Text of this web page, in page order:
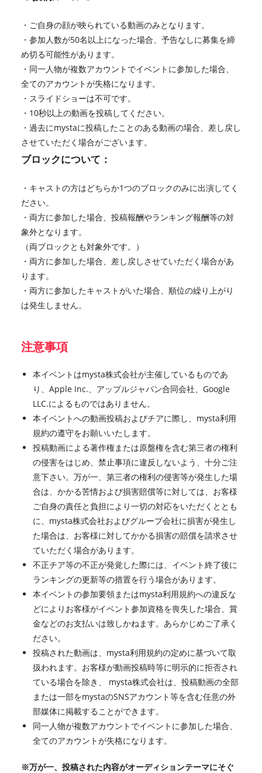
・ご自身の顔が映られている動画のみとなります。
・参加人数が50名以上になった場合、予告なしに募集を締
め切る可能性があります。
・同一人物が複数アカウントでイベントに参加した場合、
全てのアカウントが失格になります。
・スライドショーは不可です。
・10秒以上の動画を投稿してください。
・過去にmystaに投稿したことのある動画の場合、差し戻し
させていただく場合がございます。
ブロックについて：
・キャストの方はどちらか1つのブロックのみに出演してく
ださい。
・両方に参加した場合、投稿報酬やランキング報酬等の対
象外となります。
（両ブロックとも対象外です。）
・両方に参加した場合、差し戻しさせていただく場合があ
ります。
・両方に参加したキャストがいた場合、順位の繰り上がり
は発生しません。
注意事項
本イベントはmysta株式会社が主催しているものであ
り、Apple Inc.、アップルジャパン合同会社、Google
LLC.によるものではありません。
本イベントへの動画投稿およびチアに際し、mysta利用
規約の遵守をお願いいたします。
投稿動画による著作権または原盤権を含む第三者の権利
の侵害をはじめ、禁止事項に違反しないよう、十分ご注
意下さい。万が一、第三者の権利の侵害等が発生した場
合は、かかる苦情および損害賠償等に対しては、お客様
ご自身の責任と負担により一切の対応をいただくととも
に、mysta株式会社およびグループ会社に損害が発生し
た場合は、お客様に対してかかる損害の賠償を請求させ
ていただく場合があります。
不正チア等の不正が発覚した際には、イベント終了後に
ランキングの更新等の措置を行う場合があります。
本イベントの参加要領またはmysta利用規約への違反な
どによりお客様がイベント参加資格を喪失した場合、賞
金などのお支払いは致しかねます。あらかじめご了承く
ださい。
投稿された動画は、mysta利用規約の定めに基づいて取
扱われます。お客様が動画投稿時等に明示的に拒否され
ている場合を除き、 mysta株式会社は、投稿動画の全部
または一部をmystaのSNSアカウント等を含む任意の外
部媒体に掲載することができます。
同一人物が複数アカウントでイベントに参加した場合、
全てのアカウントが失格になります。
※万が一、投稿された内容がオーディションテーマにそぐ